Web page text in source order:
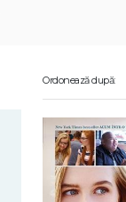
Ordonează după: